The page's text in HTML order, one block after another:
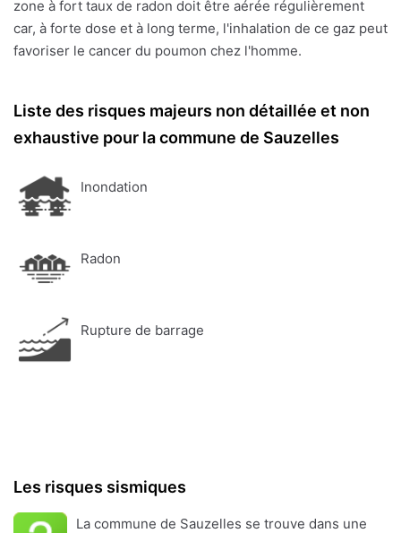
zone à fort taux de radon doit être aérée régulièrement
car, à forte dose et à long terme, l'inhalation de ce gaz peut
favoriser le cancer du poumon chez l'homme.
Liste des risques majeurs non détaillée et non
exhaustive pour la commune de Sauzelles
Inondation
Radon
Rupture de barrage
Les risques sismiques
La commune de Sauzelles se trouve dans une